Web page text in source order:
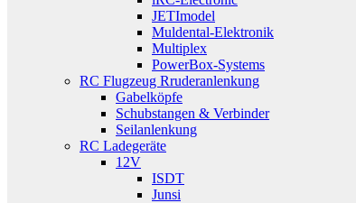
JETImodel
Muldental-Elektronik
Multiplex
PowerBox-Systems
RC Flugzeug Rruderanlenkung
Gabelköpfe
Schubstangen & Verbinder
Seilanlenkung
RC Ladegeräte
12V
ISDT
Junsi